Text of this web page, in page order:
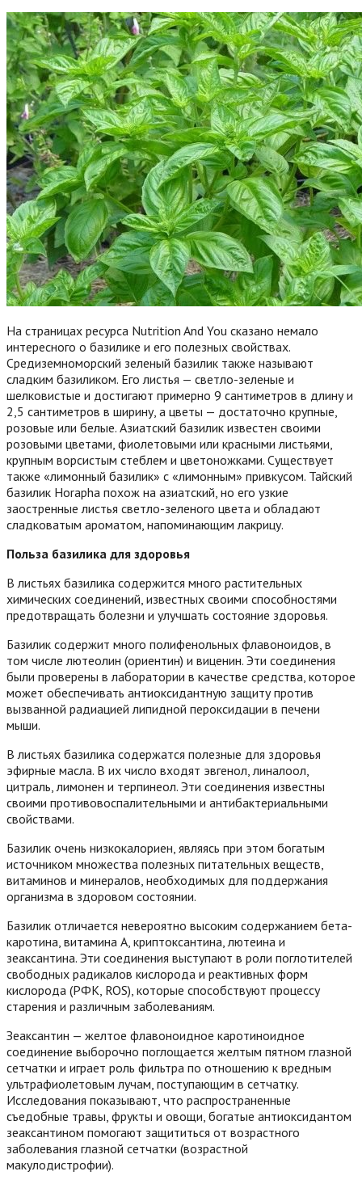
На страницах ресурса Nutrition And You сказано немало
интересного о базилике и его полезных свойствах.
Средиземноморский зеленый базилик также называют
сладким базиликом. Его листья — светло-зеленые и
шелковистые и достигают примерно 9 сантиметров в длину и
2,5 сантиметров в ширину, а цветы — достаточно крупные,
розовые или белые. Азиатский базилик известен своими
розовыми цветами, фиолетовыми или красными листьями,
крупным ворсистым стеблем и цветоножками. Существует
также «лимонный базилик» с «лимонным» привкусом. Тайский
базилик Horapha похож на азиатский, но его узкие
заостренные листья светло-зеленого цвета и обладают
сладковатым ароматом, напоминающим лакрицу.
Польза базилика для здоровья
В листьях базилика содержится много растительных
химических соединений, известных своими способностями
предотвращать болезни и улучшать состояние здоровья.
Базилик содержит много полифенольных флавоноидов, в
том числе лютеолин (ориентин) и виценин. Эти соединения
были проверены в лаборатории в качестве средства, которое
может обеспечивать антиоксидантную защиту против
вызванной радиацией липидной пероксидации в печени
мыши.
В листьях базилика содержатся полезные для здоровья
эфирные масла. В их число входят эвгенол, линалоол,
цитраль, лимонен и терпинеол. Эти соединения известны
своими противовоспалительными и антибактериальными
свойствами.
Базилик очень низкокалориен, являясь при этом богатым
источником множества полезных питательных веществ,
витаминов и минералов, необходимых для поддержания
организма в здоровом состоянии.
Базилик отличается невероятно высоким содержанием бета-
каротина, витамина A, криптоксантина, лютеина и
зеаксантина. Эти соединения выступают в роли поглотителей
свободных радикалов кислорода и реактивных форм
кислорода (РФК, ROS), которые способствуют процессу
старения и различным заболеваниям.
Зеаксантин — желтое флавоноидное каротиноидное
соединение выборочно поглощается желтым пятном глазной
сетчатки и играет роль фильтра по отношению к вредным
ультрафиолетовым лучам, поступающим в сетчатку.
Исследования показывают, что распространенные
съедобные травы, фрукты и овощи, богатые антиоксидантом
зеаксантином помогают защититься от возрастного
заболевания глазной сетчатки (возрастной
макулодистрофии).